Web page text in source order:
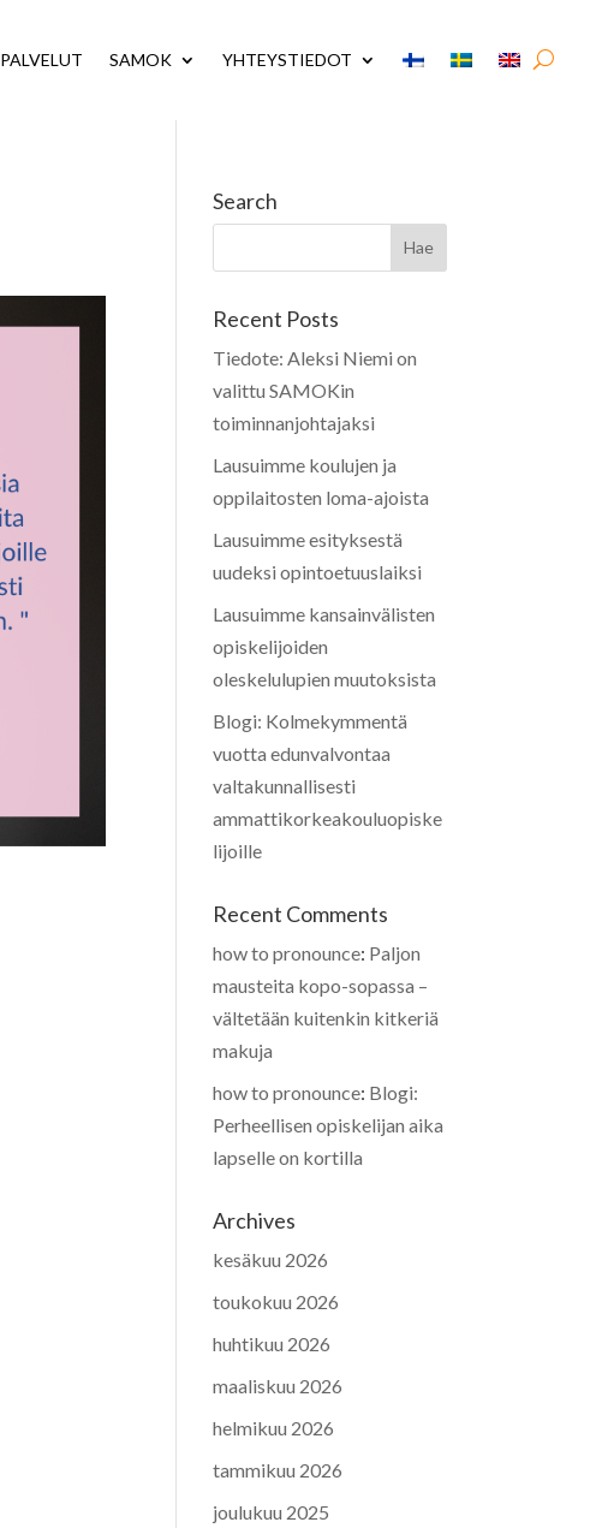
PALVELUT SAMOK YHTEYSTIEDOT
Search
Recent Posts
Tiedote: Aleksi Niemi on
valittu SAMOKin
toiminnanjohtajaksi
Lausuimme koulujen ja
oppilaitosten loma-ajoista
Lausuimme esityksestä
uudeksi opintoetuuslaiksi
Lausuimme kansainvälisten
opiskelijoiden
oleskelulupien muutoksista
Blogi: Kolmekymmentä
vuotta edunvalvontaa
valtakunnallisesti
ammattikorkeakouluopiske
lijoille
Recent Comments
how to pronounce: Paljon
mausteita kopo-sopassa –
vältetään kuitenkin kitkeriä
makuja
how to pronounce: Blogi:
Perheellisen opiskelijan aika
lapselle on kortilla
Archives
kesäkuu 2026
toukokuu 2026
huhtikuu 2026
maaliskuu 2026
helmikuu 2026
tammikuu 2026
joulukuu 2025